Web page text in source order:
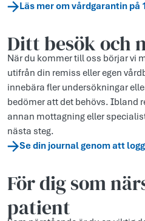
Läs mer om vårdgarantin på
Ditt besök och
När du kommer till oss börjar vi
utifrån din remiss eller egen
innebära fler undersökningar
bedömer att det behövs. Ibland
annan mottagning eller
nästa steg.
Se din journal genom att
För dig som
patient